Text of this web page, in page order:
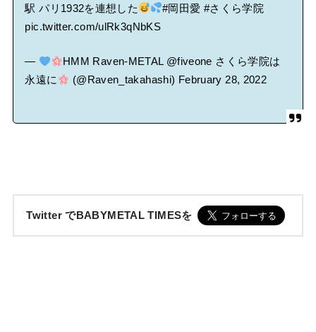
駅 パリ1932を連想した
#岡田愛 #さくら学院
pic.twitter.com/ulRk3qNbKS
—
HMM Raven-METAL @fiveone さくら学院は
永遠に
(@Raven_takahashi) February 28, 2022
Twitter でBABYMETAL TIMESを